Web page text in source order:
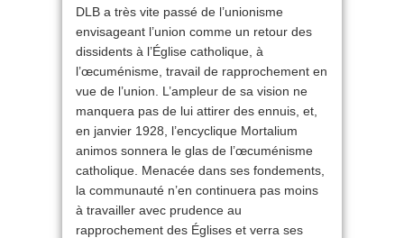
DLB a très vite passé de l’unionisme
envisageant l’union comme un retour des
dissidents à l’Église catholique, à
l’œcuménisme, travail de rapprochement en
vue de l’union. L’ampleur de sa vision ne
manquera pas de lui attirer des ennuis, et,
en janvier 1928, l’encyclique Mortalium
animos sonnera le glas de l’œcuménisme
catholique. Menacée dans ses fondements,
la communauté n’en continuera pas moins
à travailler avec prudence au
rapprochement des Églises et verra ses